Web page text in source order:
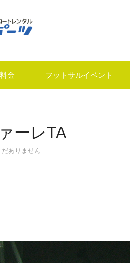
金 フットサルイベント
ーレTA
ありません